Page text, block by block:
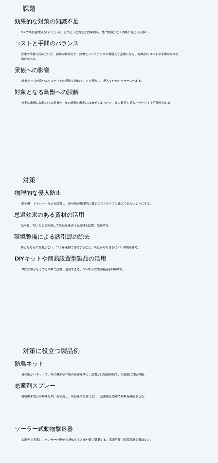
​課題
効果的な対策の知識不足
DIYで鳥獣害対策を行いたいが、どのような方法が効果的か、専門知識がなく判断に迷う人が多い。
コストと手間のバランス
安価で手軽に始めたいが、効果が持続せず、頻繁なメンテナンスや再購入が必要になり、結果的にコストや手間がかかる
場合がある。
景観への影響
対策グッズが庭やエクステリアの景観を損ねることを懸念し、導入をためらうケースがある。
対象となる鳥獣への誤解
特定の鳥獣に効果のある対策が、他の種類の鳥獣には無効であったり、逆に被害を拡大させたりする可能性がある。
​対策
物理的な侵入防止
網や柵、トゲシートなどを設置し、鳥や獣が物理的に庭やエクステリアに侵入できないようにする。
忌避効果のある資材の活用
光や音、匂いなどを利用して鳥獣を遠ざける資材を設置・散布する。
環境整備による誘引源の除去
餌となるものを置かない、ゴミを適切に管理するなど、鳥獣が寄り付きにくい環境を作る。
DIYキットや簡易設置型製品の活用
専門知識がなくても簡単に設置・使用できる、DIY向けの対策製品を利用する。
​対策に役立つ製品例
防鳥ネット
目の細かいネットで、鳥の飛来や作物の食害を防ぐ。設置が比較的容易で、広範囲に対応可能。
忌避剤スプレー
植物由来成分や特殊な匂いを利用し、鳥獣を寄せ付けない。定期的な散布で効果を持続させる。
ソーラー式動物撃退器
太陽光で充電し、センサーが動物を感知すると光や音で撃退する。電源不要で設置場所を選ばない。